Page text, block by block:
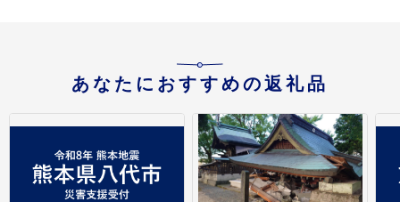
あなたにおすすめの返礼品